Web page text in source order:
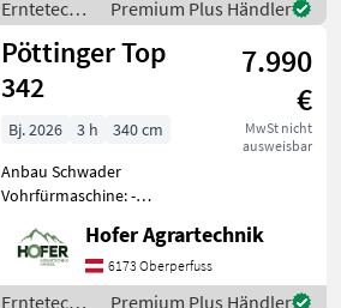
Erntetechnik
Grünland /
Pöttinger
Premium Plus Händler
Pöttinger Top
342
7.990
€
MwSt nicht
ausweisbar
Bj. 2026 3 h
340 cm
Anbau Schwader
Vohrfürmaschine: -
2026 -hydr. SCHWADTUCH -
Tandemfahrwerk -
Beleuchtung -
Hofer Agrartechnik
6173 Oberperfuss
Erntetechnik
Premium Plus Händler